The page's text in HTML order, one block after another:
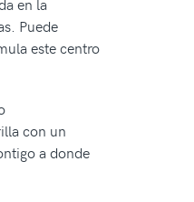
Puede
este centro
con un
a donde